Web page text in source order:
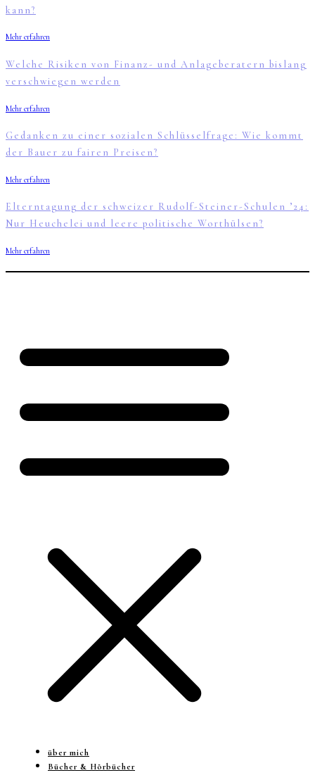
kann?
Mehr erfahren
Welche Risiken von Finanz- und Anlageberatern bislang
verschwiegen werden
Mehr erfahren
Gedanken zu einer sozialen Schlüsselfrage: Wie kommt
der Bauer zu fairen Preisen?
Mehr erfahren
Elterntagung der schweizer Rudolf-Steiner-Schulen ’24:
Nur Heuchelei und leere politische Worthülsen?
Mehr erfahren
über mich
Bücher & Hörbücher